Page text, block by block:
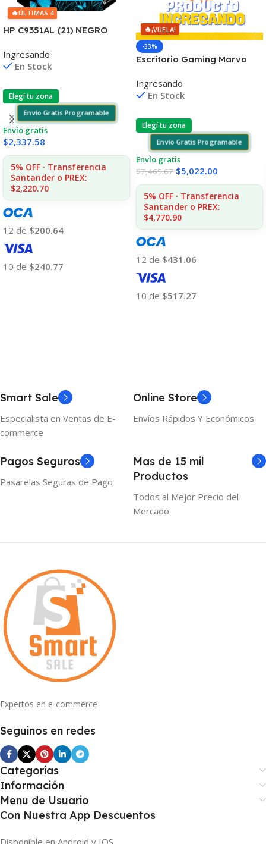
🔥ÚLTIMAS 4
HP C9351AL (21) NEGRO
/4355 7ML (D)
Ingresando
En Stock
Elegí tu zona
Envío Gratis Programable
Envío gratis
$2,337.58
5% OFF · Transferencia
Santander o PREX:
$2,220.70
12 de $200.64
10 de $240.77
🔥¡VUELA!
-33%
Escritorio Gaming Marvo
Remoto
Ingresando
En Stock
Elegí tu zona
Envío Gratis Programable
Envío gratis
$7,465.67 $5,022.00
5% OFF · Transferencia
Santander o PREX:
$4,770.90
12 de $431.06
10 de $517.27
Smart Sale
Especialista en Ventas de E-
commerce
Online Store
Envíos Rápidos Y Económicos
Pagos Seguros
Pasarelas Seguras de Pago
Mas de 15 mil
Productos
Todos al Mejor Precio del
Mercado
Expertos en e-commerce
Seguinos en redes
Categorías
Información
Menu de Usuario
Con Nuestra App Descuentos